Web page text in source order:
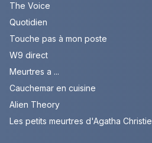
The Voice
Quotidien
Touche pas à mon poste
W9 direct
Meurtres a ...
Cauchemar en cuisine
Alien Theory
Les petits meurtres d'Agatha Christie